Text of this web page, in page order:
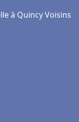
à Quincy Voisins